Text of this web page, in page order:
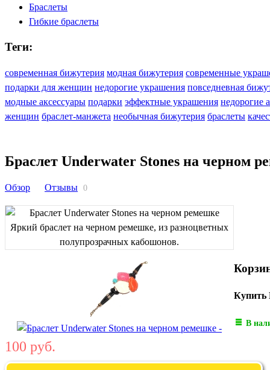
Браслеты
Гибкие браслеты
Теги:
современная бижутерия модная бижутерия современные
подарки для женщин недорогие украшения повседневная
модные аксессуары подарки эффектные украшения недорогие
женщин браслет-манжета необычная бижутерия браслеты
Браслет Underwater Stones на черном
Обзор Отзывы 0
Купить
В
100 руб.